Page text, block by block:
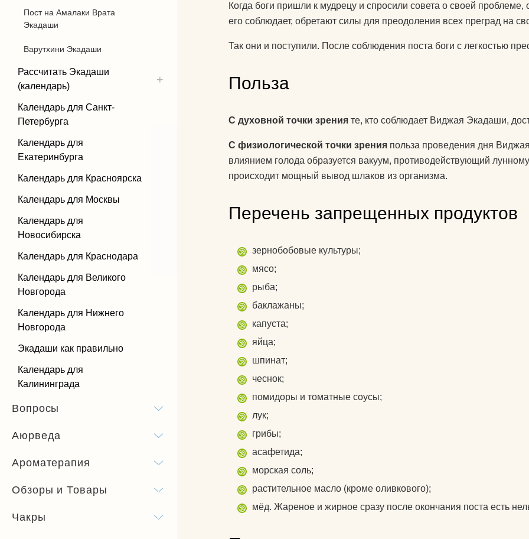
Как повесить
йоги дома?
Добрый день!
Как
Как парни видят
Что едят йоги?
Когда боги пришли к мудрецу и спросили совета о своей
его соблюдает, обретают силы для преодоления всех преград на
Так они и поступили. После соблюдения поста боги с легкостью
Польза
С духовной точки зрения те, кто соблюдает Виджая Экадаши,
С физиологической точки зрения польза проведения дня
влиянием голода образуется вакуум, противодействующий
происходит мощный вывод шлаков из организма.
Перечень запрещенных продуктов
зернобобовые культуры;
мясо;
рыба;
баклажаны;
капуста;
яйца;
шпинат;
чеснок;
помидоры и томатные соусы;
лук;
грибы;
асафетида;
морская соль;
растительное масло (кроме оливкового);
мёд. Жареное и жирное сразу после окончания поста есть
Пост на Амалаки Врата
Экадаши
Варутхини Экадаши
Рассчитать Экадаши
(календарь)
Календарь для Санкт-
Петербурга
Календарь для
Екатеринбурга
Календарь для Красноярска
Календарь для Москвы
Календарь для
Новосибирска
Календарь для Краснодара
Календарь для Великого
Новгорода
Календарь для Нижнего
Новгорода
Экадаши как правильно
Календарь для
Калининграда
Вопросы
Аюрведа
Ароматерапия
Обзоры и Товары
Чакры